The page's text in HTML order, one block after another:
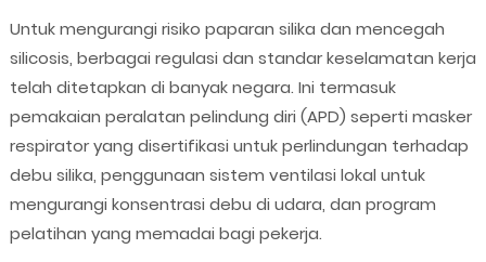
Untuk mengurangi risiko paparan silika dan mencegah
silicosis, berbagai regulasi dan standar keselamatan kerja
telah ditetapkan di banyak negara. Ini termasuk
pemakaian peralatan pelindung diri (APD) seperti masker
respirator yang disertifikasi untuk perlindungan terhadap
debu silika, penggunaan sistem ventilasi lokal untuk
mengurangi konsentrasi debu di udara, dan program
pelatihan yang memadai bagi pekerja.